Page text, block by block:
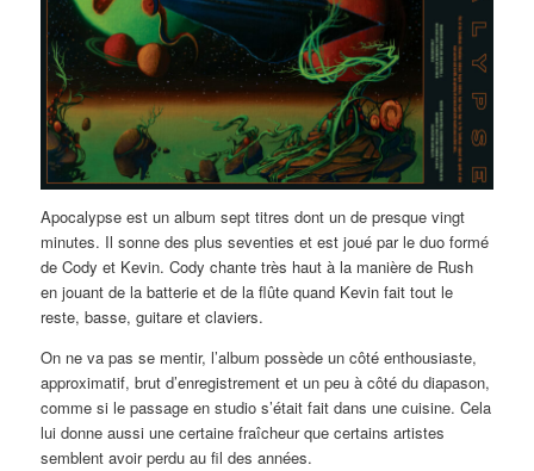
Apocalypse est un album sept titres dont un de presque vingt
minutes. Il sonne des plus seventies et est joué par le duo formé
de Cody et Kevin. Cody chante très haut à la manière de Rush
en jouant de la batterie et de la flûte quand Kevin fait tout le
reste, basse, guitare et claviers.
On ne va pas se mentir, l’album possède un côté enthousiaste,
approximatif, brut d’enregistrement et un peu à côté du diapason,
comme si le passage en studio s’était fait dans une cuisine. Cela
lui donne aussi une certaine fraîcheur que certains artistes
semblent avoir perdu au fil des années.